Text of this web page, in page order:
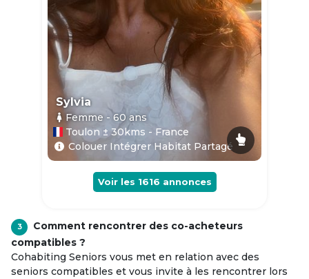
Sylvia
Femme - 60ans
Toulon ± 30kms - France
Colouer Intégrer Habitat Partagé
Voir les 1616 annonces
3
Comment rencontrer des co-acheteurs
compatibles ?
Cohabiting Seniors vous met en relation avec des
seniors compatibles et vous invite à les rencontrer lors